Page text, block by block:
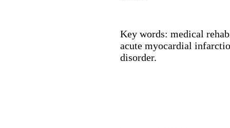
Key words: medical
acute myocardial
disorder.